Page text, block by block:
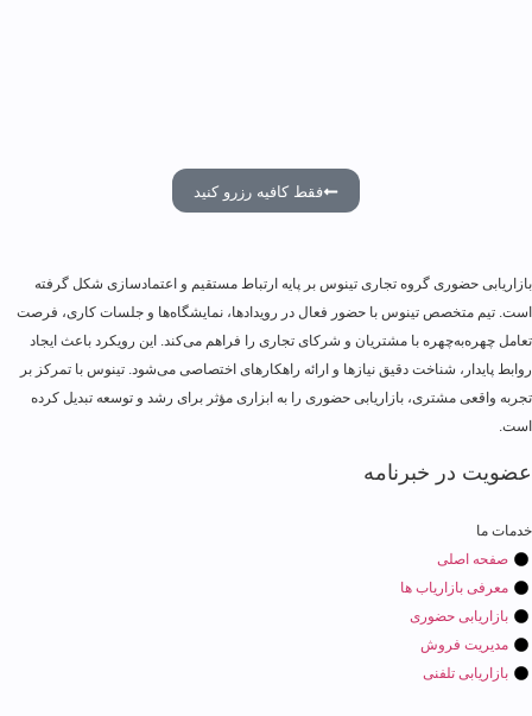
فقط کافیه رزرو کنید
بازاریابی حضوری گروه تجاری تینوس بر پایه ارتباط مستقیم و اعتمادسازی شکل گرفته
است. تیم متخصص تینوس با حضور فعال در رویدادها، نمایشگاه‌ها و جلسات کاری، فرصت
تعامل چهره‌به‌چهره با مشتریان و شرکای تجاری را فراهم می‌کند. این رویکرد باعث ایجاد
روابط پایدار، شناخت دقیق نیازها و ارائه راهکارهای اختصاصی می‌شود. تینوس با تمرکز بر
تجربه واقعی مشتری، بازاریابی حضوری را به ابزاری مؤثر برای رشد و توسعه تبدیل کرده
است.
عضویت در خبرنامه
خدمات ما
صفحه اصلی
معرفی بازاریاب ها
بازاریابی حضوری
مدیریت فروش
بازاریابی تلفنی